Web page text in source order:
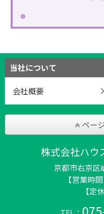
当社について
会社概要
ペー
株式会社ハウ
京都市右京区
【営業時
【定